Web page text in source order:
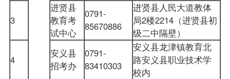
3
进贤县
教育考
试中心
0791-
85670886
进贤县人民大道教体
局2楼2214（进贤县初
级二中隔壁）
4
安义县
招考办
0791-
83410303
安义县龙津镇教育北
路安义县职业技术学
校内